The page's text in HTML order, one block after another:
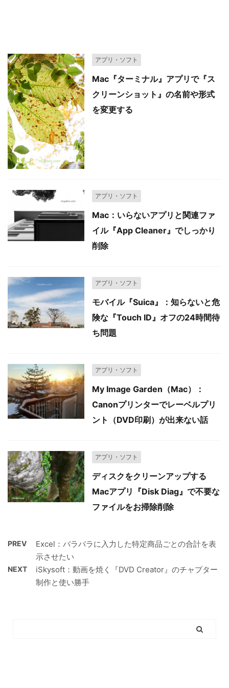
アプリ・ソフト
Mac『ターミナル』アプリで『ス
クリーンショット』の名前や形式
を変更する
アプリ・ソフト
Mac：いらないアプリと関連ファ
イル『App Cleaner』でしっかり
削除
アプリ・ソフト
モバイル『Suica』：知らないと危
険な『Touch ID』オフの24時間待
ち問題
アプリ・ソフト
My Image Garden（Mac）：
Canonプリンターでレーベルプリ
ント（DVD印刷）が出来ない話
アプリ・ソフト
ディスクをクリーンアップする
Macアプリ『Disk Diag』で不要な
ファイルをお掃除削除
PREV
Excel：バラバラに入力した特定商品ごとの合計を表
示させたい
NEXT
iSkysoft：動画を焼く『DVD Creator』のチャプター
制作と使い勝手